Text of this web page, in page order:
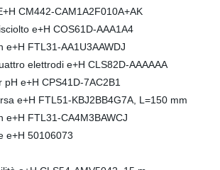
CM442-CAM1A2F010A+AK
e+H COS61D-AAA1A4
e+H FTL31-AA1U3AAWDJ
elettrodi e+H CLS82D-AAAAAA
e+H CPS41D-7AC2B1
e+H FTL51-KBJ2BB4G7A, L=150 mm
e+H FTL31-CA4M3BAWCJ
e+H 50106073